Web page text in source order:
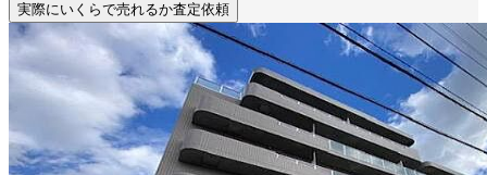
実際にいくらで売れるか査定依頼